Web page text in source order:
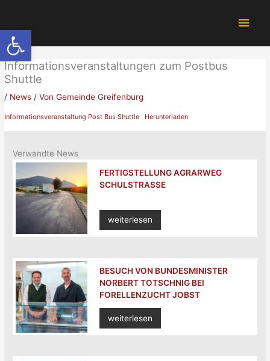
Werkzeugleiste öffnen
springen
Informationsveranstaltungen zum Postbus
Shuttle
/ News / VonGemeinde Greifenburg
Informationsveranstaltung Post Bus Shuttle Herunterladen
Verwandte News
FERTIGSTELLUNG AGRARWEG
SCHULSTRASSE
weiterlesen
BESUCH VON BUNDESMINISTER
NORBERT TOTSCHNIG BEI
FORELLENZUCHT JOBST
weiterlesen